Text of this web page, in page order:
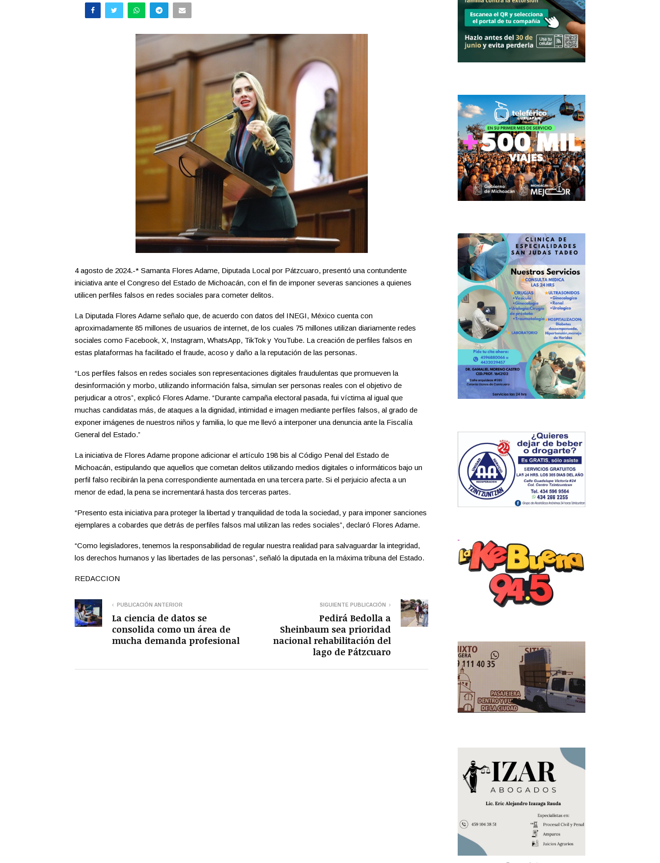
4 agosto de 2024.-* Samanta Flores Adame, Diputada Local por Pátzcuaro, presentó una contundente
iniciativa ante el Congreso del Estado de Michoacán, con el fin de imponer severas sanciones a quienes
utilicen perfiles falsos en redes sociales para cometer delitos.
La Diputada Flores Adame señalo que, de acuerdo con datos del INEGI, México cuenta con
aproximadamente 85 millones de usuarios de internet, de los cuales 75 millones utilizan diariamente redes
sociales como Facebook, X, Instagram, WhatsApp, TikTok y YouTube. La creación de perfiles falsos en
estas plataformas ha facilitado el fraude, acoso y daño a la reputación de las personas.
“Los perfiles falsos en redes sociales son representaciones digitales fraudulentas que promueven la
desinformación y morbo, utilizando información falsa, simulan ser personas reales con el objetivo de
perjudicar a otros”, explicó Flores Adame. “Durante campaña electoral pasada, fui víctima al igual que
muchas candidatas más, de ataques a la dignidad, intimidad e imagen mediante perfiles falsos, al grado de
exponer imágenes de nuestros niños y familia, lo que me llevó a interponer una denuncia ante la Fiscalía
General del Estado.”
La iniciativa de Flores Adame propone adicionar el artículo 198 bis al Código Penal del Estado de
Michoacán, estipulando que aquellos que cometan delitos utilizando medios digitales o informáticos bajo un
perfil falso recibirán la pena correspondiente aumentada en una tercera parte. Si el perjuicio afecta a un
menor de edad, la pena se incrementará hasta dos terceras partes.
“Presento esta iniciativa para proteger la libertad y tranquilidad de toda la sociedad, y para imponer sanciones
ejemplares a cobardes que detrás de perfiles falsos mal utilizan las redes sociales”, declaró Flores Adame.
“Como legisladores, tenemos la responsabilidad de regular nuestra realidad para salvaguardar la integridad,
los derechos humanos y las libertades de las personas”, señaló la diputada en la máxima tribuna del Estado.
REDACCION
PUBLICACIÓN ANTERIOR
La ciencia de datos se
consolida como un área de
mucha demanda profesional
SIGUIENTE PUBLICACIÓN
Pedirá Bedolla a
Sheinbaum sea prioridad
nacional rehabilitación del
lago de Pátzcuaro